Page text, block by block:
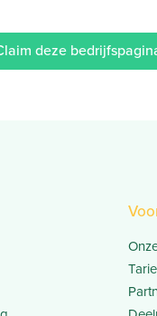
deze